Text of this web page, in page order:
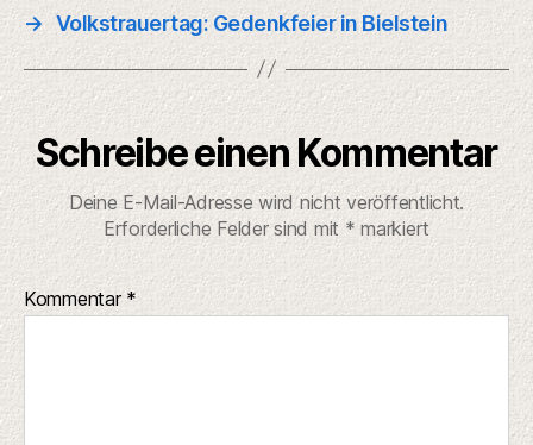
→ Volkstrauertag: Gedenkfeier in Bielstein
Schreibe einen Kommentar
Deine E-Mail-Adresse wird nicht veröffentlicht.
Erforderliche Felder sind mit * markiert
Kommentar *